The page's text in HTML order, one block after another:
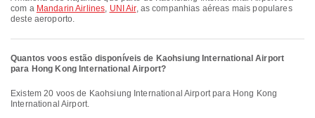
com a Mandarin Airlines, UNI Air, as companhias aéreas mais populares
deste aeroporto.
Quantos voos estão disponíveis de Kaohsiung International Airport
para Hong Kong International Airport?
Existem 20 voos de Kaohsiung International Airport para Hong Kong
International Airport.